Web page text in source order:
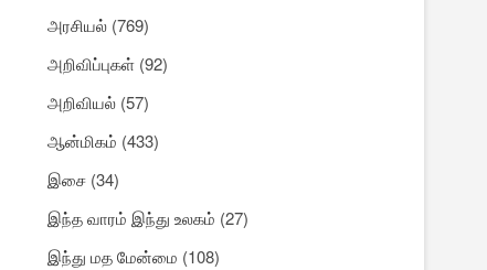
அரசியல் (769)
அறிவிப்புகள் (92)
அறிவியல் (57)
ஆன்மிகம் (433)
இசை (34)
இந்த வாரம் இந்து உலகம் (27)
இந்து மத மேன்மை (108)